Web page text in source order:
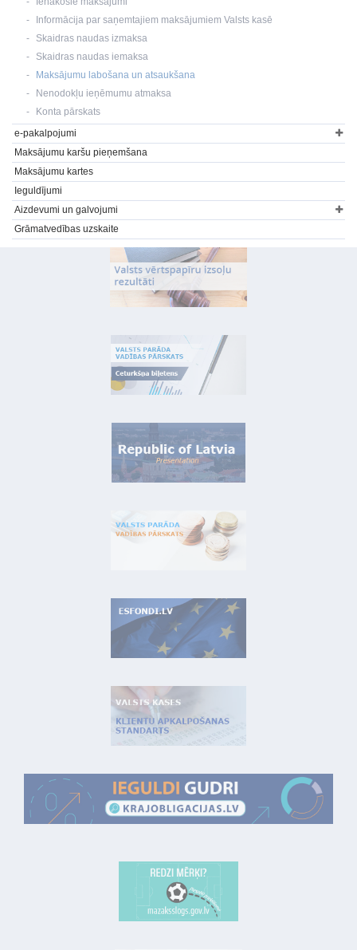
Informācija par saņemtajiem maksājumiem Valsts kasē
Skaidras naudas izmaksa
Skaidras naudas iemaksa
Maksājumu labošana un atsaukšana
Nenodokļu ieņēmumu atmaksa
Konta pārskats
e-pakalpojumi
Maksājumu karšu pieņemšana
Maksājumu kartes
Ieguldījumi
Aizdevumi un galvojumi
Grāmatvedības uzskaite